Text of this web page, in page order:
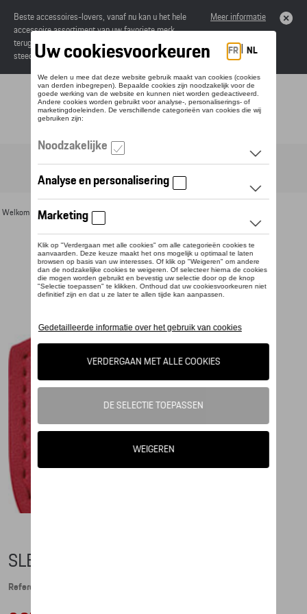
Beste accessoires-lovers, vanaf nu kan u het hele
accessoire assortiment van uw favoriete merk
terugvinden in de online catalogus. Deze kunnen
steeds besteld worden via uw dealer.
Meer informatie
Toggle navigation
Welkom >Voor u >Sleutelhangers en lanyards
SLEUTELHANGER CREST, ROOD
Referentie: WAP0500920E